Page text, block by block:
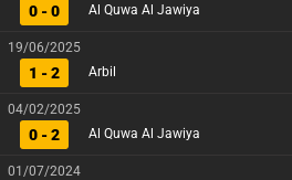
0 - 0 Al Quwa Al Jawiya
19/06/2025
1 - 2 Arbil
04/02/2025
0 - 2 Al Quwa Al Jawiya
01/07/2024